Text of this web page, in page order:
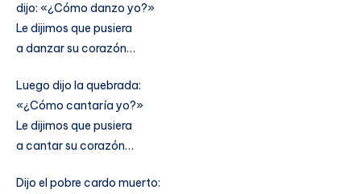
dijo: «¿Cómo danzo yo?»
Le dijimos que pusiera
a danzar su corazón…
Luego dijo la quebrada:
«¿Cómo cantaría yo?»
Le dijimos que pusiera
a cantar su corazón…
Dijo el pobre cardo muerto: